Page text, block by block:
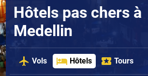
Hôtels pas chers à
Medellin
Vols Hôtels Tours